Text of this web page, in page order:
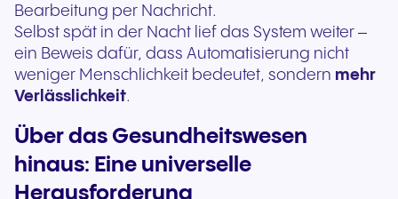
Bearbeitung per Nachricht.
Selbst spät in der Nacht lief das System weiter –
ein Beweis dafür, dass Automatisierung nicht
weniger Menschlichkeit bedeutet, sondern mehr
Verlässlichkeit.
Über das Gesundheitswesen
hinaus: Eine universelle
Herausforderung